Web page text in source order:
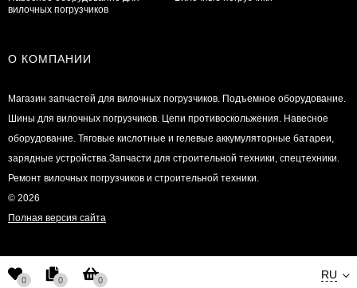
вилочных погрузчиков
О КОМПАНИИ
Магазин запчастей для вилочных погрузчиков. Подъемное оборудование.
Шины для вилочных погрузчиков. Цепи противоскольжения. Навесное
оборудование. Тяговые кислотные и гелевые аккумуляторные батареи,
зарядные устройства.Запчасти для строительной техники, спецтехники.
Ремонт вилочных погрузчиков и строительной техники.
© 2026
Полная версия сайта
RU
0 0 0